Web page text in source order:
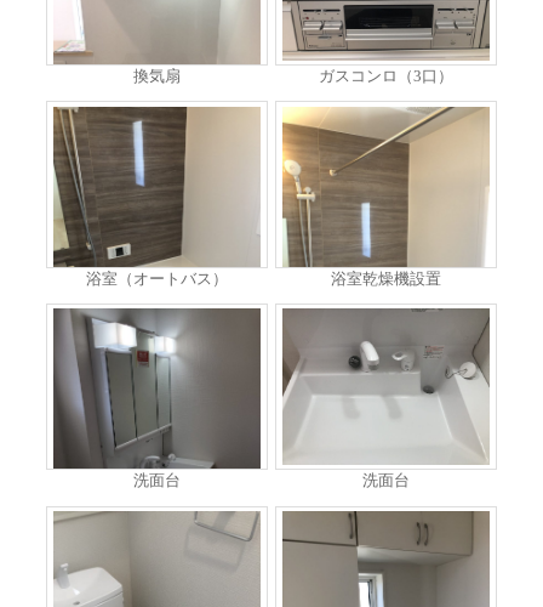
換気扇 ガスコンロ（3口）
浴室（オートバス） 浴室乾燥機設置
洗面台 洗面台